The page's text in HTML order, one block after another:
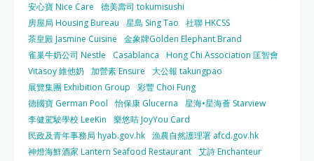
安心寶 Nice Care
德美壽司 tokumisushi
房屋局 Housing Bureau
星島 Sing Tao
社聯 HKCSS
茶皇殿 Jasmine Cuisine
金象牌Golden Elephant Brand
雀巢牛奶公司 Nestle
Casablanca
Hong Chi Association 匡智會
Vitasoy 維他奶
加營素 Ensure
大公報 takungpao
展覽集團 Exhibition Group
彩豐 Choi Fung
德國寶 German Pool
怡保康 Glucerna
星海•星海薈 Starview
李健駕駛學校 LeeKin
樂悠咭 JoyYou Card
民政及青年事務局 hyab.gov.hk 漁農自然護理署 afcd.gov.hk
神燈海鮮酒家 Lantern Seafood Restaurant 艾詩 Enchanteur